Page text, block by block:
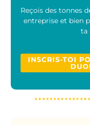
Reçois des tonnes
entreprise et bien
ta
INSCRIS-TOI